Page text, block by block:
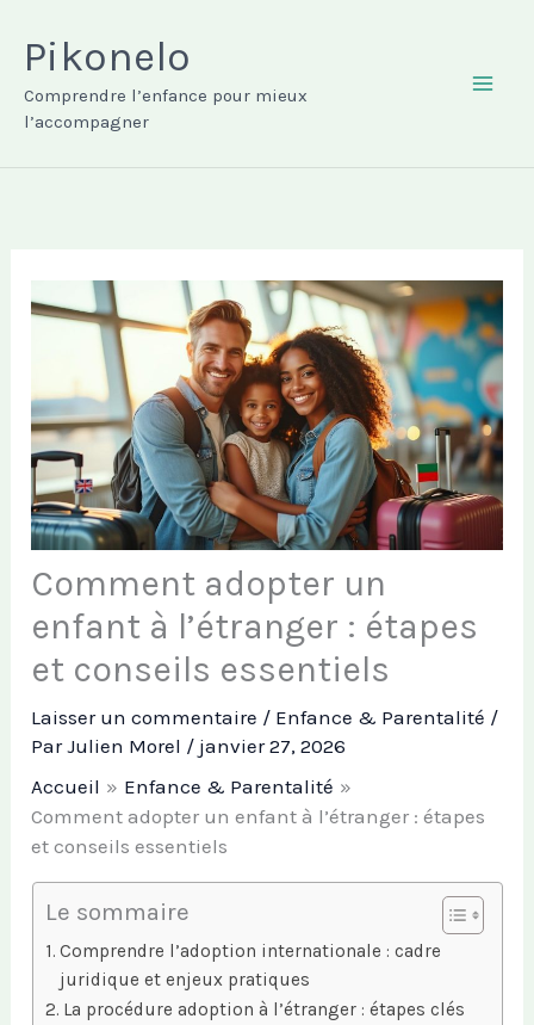
contenu
Pikonelo
Comprendre l’enfance pour mieux
l’accompagner
Comment adopter un
enfant à l’étranger : étapes
et conseils essentiels
Laisser un commentaire / Enfance & Parentalité /
ParJulien Morel / janvier 27, 2026
Accueil
Enfance & Parentalité
Comment adopter un enfant à l’étranger : étapes
et conseils essentiels
Le sommaire
Comprendre l’adoption internationale : cadre
juridique et enjeux pratiques
La procédure adoption à l’étranger : étapes clés